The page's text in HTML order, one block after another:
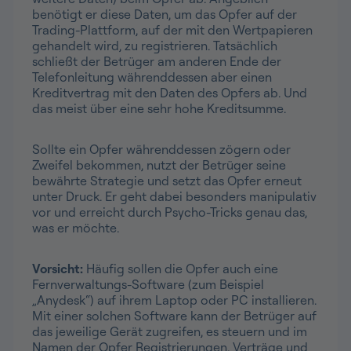
benötigt er diese Daten, um das Opfer auf der
Trading-Plattform, auf der mit den Wertpapieren
gehandelt wird, zu registrieren. Tatsächlich
schließt der Betrüger am anderen Ende der
Telefonleitung währenddessen aber einen
Kreditvertrag mit den Daten des Opfers ab. Und
das meist über eine sehr hohe Kreditsumme.
Sollte ein Opfer währenddessen zögern oder
Zweifel bekommen, nutzt der Betrüger seine
bewährte Strategie und setzt das Opfer erneut
unter Druck. Er geht dabei besonders manipulativ
vor und erreicht durch Psycho-Tricks genau das,
was er möchte.
Vorsicht: Häufig sollen die Opfer auch eine
Fernverwaltungs-Software (zum Beispiel
„Anydesk“) auf ihrem Laptop oder PC installieren.
Mit einer solchen Software kann der Betrüger auf
das jeweilige Gerät zugreifen, es steuern und im
Namen der Opfer Registrierungen, Verträge und